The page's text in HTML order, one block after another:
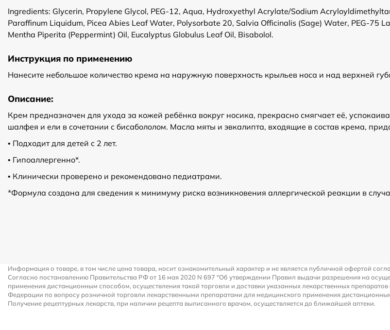
Ingredients: Glycerin, Propylene Glycol, PEG-12, Aqua, Hydroxyethyl Аcrylate/Sodium
Paraffinum Liquidum, Picea Abies Leaf Water, Polysorbate 20, Salvia Оfficinalis (Sage) Water, PEG-75
Mentha Piperita (Peppermint) Oil, Eucalyptus Globulus Leaf Oil, Bisabolol.
Инструкция по применению
Нанесите небольшое количество крема на наружную поверхность крыльев носа и над верхней
Описание:
Крем предназначен для ухода за кожей ребёнка вокруг носика, прекрасно смягчает её,
шалфея и ели в сочетании с бисабололом. Масла мяты и эвкалипта, входящие в состав крема,
• Подходит для детей с 2 лет.
• Гипоаллергенно*.
• Клинически проверено и рекомендовано педиатрами.
*Формула создана для сведения к минимуму риска возникновения аллергической реакции в
Информация о товаре, в том числе цена товара, носит ознакомительный характер и не является публичной офертой
Согласно постановлению Правительства РФ от 16 мая 2020 N 697 "Об утверждении Правил выдачи разрешения на
применения дистанционным способом, осуществления такой торговли и доставки указанных лекарственных
Федерации по вопросу розничной торговли лекарственными препаратами для медицинского применения
Получение рецептурных лекарств, при наличии рецепта выписанного врачом, осуществляется до ближайшей аптеки.